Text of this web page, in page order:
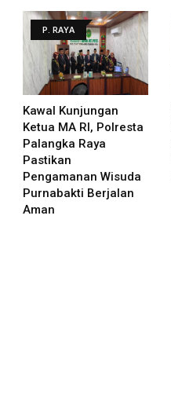
P. RAYA
Kawal Kunjungan
Ketua MA RI, Polresta
Palangka Raya
Pastikan
Pengamanan Wisuda
Purnabakti Berjalan
Aman